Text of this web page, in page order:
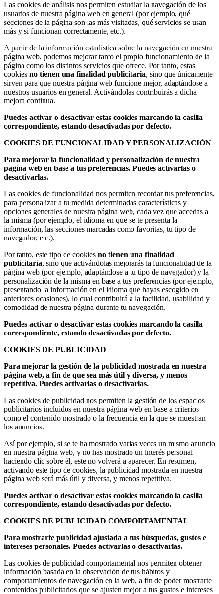
Las cookies de análisis nos permiten estudiar la navegación de los
usuarios de nuestra página web en general (por ejemplo, qué
secciones de la página son las más visitadas, qué servicios se usan
más y si funcionan correctamente, etc.).
A partir de la información estadística sobre la navegación en nuestra
página web, podemos mejorar tanto el propio funcionamiento de la
página como los distintos servicios que ofrece. Por tanto, estas
cookies no tienen una finalidad publicitaria, sino que únicamente
sirven para que nuestra página web funcione mejor, adaptándose a
nuestros usuarios en general. Activándolas contribuirás a dicha
mejora continua.
Puedes activar o desactivar estas cookies marcando la casilla
correspondiente, estando desactivadas por defecto.
COOKIES DE FUNCIONALIDAD Y PERSONALIZACIÓN
Para mejorar la funcionalidad y personalización de nuestra
página web en base a tus preferencias. Puedes activarlas o
desactivarlas.
Las cookies de funcionalidad nos permiten recordar tus preferencias,
para personalizar a tu medida determinadas características y
opciones generales de nuestra página web, cada vez que accedas a
la misma (por ejemplo, el idioma en que se te presenta la
información, las secciones marcadas como favoritas, tu tipo de
navegador, etc.).
Por tanto, este tipo de cookies no tienen una finalidad
publicitaria, sino que activándolas mejorarás la funcionalidad de la
página web (por ejemplo, adaptándose a tu tipo de navegador) y la
personalización de la misma en base a tus preferencias (por ejemplo,
presentando la información en el idioma que hayas escogido en
anteriores ocasiones), lo cual contribuirá a la facilidad, usabilidad y
comodidad de nuestra página durante tu navegación.
Puedes activar o desactivar estas cookies marcando la casilla
correspondiente, estando desactivadas por defecto.
COOKIES DE PUBLICIDAD
Para mejorar la gestión de la publicidad mostrada en nuestra
página web, a fin de que sea más útil y diversa, y menos
repetitiva. Puedes activarlas o desactivarlas.
Las cookies de publicidad nos permiten la gestión de los espacios
publicitarios incluidos en nuestra página web en base a criterios
como el contenido mostrado o la frecuencia en la que se muestran
los anuncios.
Así por ejemplo, si se te ha mostrado varias veces un mismo anuncio
en nuestra página web, y no has mostrado un interés personal
haciendo clic sobre él, este no volverá a aparecer. En resumen,
activando este tipo de cookies, la publicidad mostrada en nuestra
página web será más útil y diversa, y menos repetitiva.
Puedes activar o desactivar estas cookies marcando la casilla
correspondiente, estando desactivadas por defecto.
COOKIES DE PUBLICIDAD COMPORTAMENTAL
Para mostrarte publicidad ajustada a tus búsquedas, gustos e
intereses personales. Puedes activarlas o desactivarlas.
Las cookies de publicidad comportamental nos permiten obtener
información basada en la observación de tus hábitos y
comportamientos de navegación en la web, a fin de poder mostrarte
contenidos publicitarios que se ajusten mejor a tus gustos e intereses